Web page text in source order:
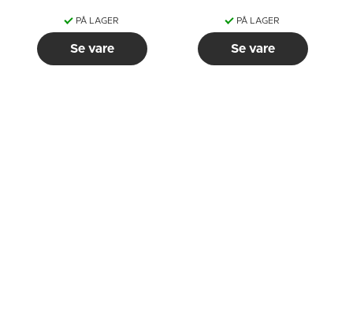
PÅ LAGER
Se vare
PÅ LAGER
Se vare